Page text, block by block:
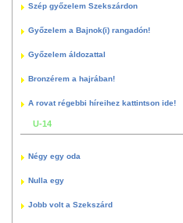
Szép győzelem Szekszárdon
Győzelem a Bajnok(i) rangadón!
Győzelem áldozattal
Bronzérem a hajrában!
A rovat régebbi híreihez kattintson ide!
U-14
Négy egy oda
Nulla egy
Jobb volt a Szekszárd